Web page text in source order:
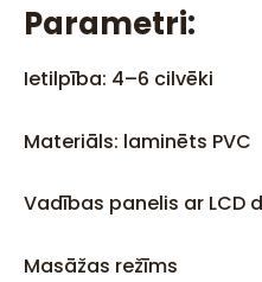
Parametri:
Ietilpība: 4–6 cilvēki
Materiāls: laminēts PVC
Vadības panelis ar LCD
Masāžas režīms